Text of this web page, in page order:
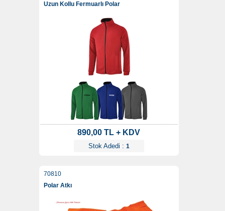
Uzun Kollu Fermuarlı Polar
890,00 TL + KDV
Stok Adedi : 1
70810
Polar Atkı